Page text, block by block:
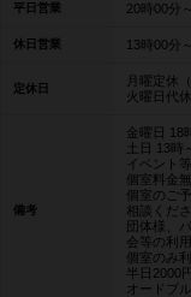
平日営業 20時00分
休日営業 13時00分
定休日
月曜定休
火曜日代休
備考
金曜日 18
土日 13時
イベント
個室料金
個室のご
相談くださ
団体様、
会等の利
個室のみ
半日2000
オードブ